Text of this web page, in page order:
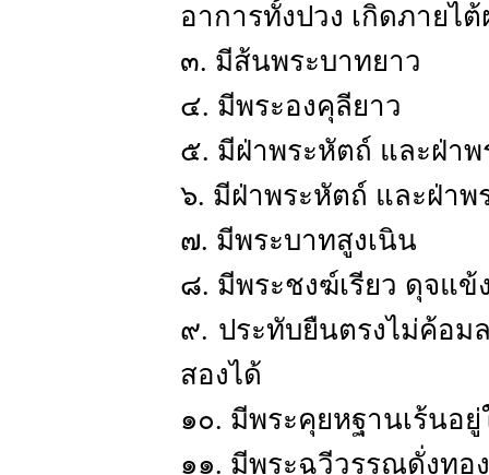
อาการทั้งปวง เกิดภายไ
๓. มีส้นพระบาทยาว
๔. มีพระองคุลียาว
๕. มีฝ่าพระหัตถ์ และฝ่า
๖. มีฝ่าพระหัตถ์ และฝ่า
๗. มีพระบาทสูงเนิน
๘. มีพระชงฆ์เรียว ดุจแข้
๙. ประทับยืนตรงไม่ค้อ
สองได้
๑๐. มีพระคุยหฐานเร้นอ
๑๑. มีพระฉวีวรรณดั่งทอ